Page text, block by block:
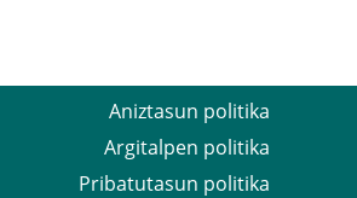
Aniztasun politika
Argitalpen politika
Pribatutasun politika